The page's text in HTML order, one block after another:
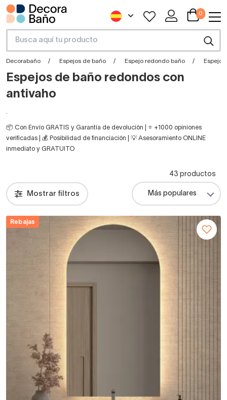
0
Decorabaño Espejos de baño Espejo redondo baño
Espejos de baño redondos con
antivaho
.
📦 Con Envío GRATIS y Garantía de devolución | ⭐ +1000 opiniones
verificadas | 💰 Posibilidad de financiación | 💡 Asesoramiento ONLINE
inmediato y GRATUITO
Mostrar filtros
43 productos
Rebajas